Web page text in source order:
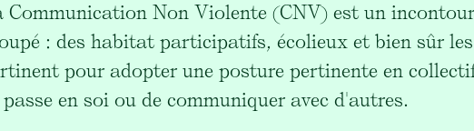
Communication Non Violente (CNV) est un
: des habitat participatifs, écolieux et bien sûr
pour adopter une posture pertinente en
passe en soi ou de communiquer avec d'autres.